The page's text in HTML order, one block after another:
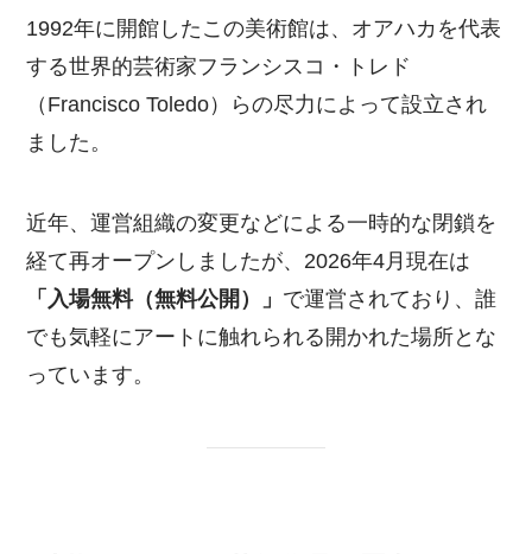
1992年に開館したこの美術館は、オアハカを代表
する世界的芸術家フランシスコ・トレド
（Francisco Toledo）らの尽力によって設立され
ました。
近年、運営組織の変更などによる一時的な閉鎖を
経て再オープンしましたが、2026年4月現在は
「入場無料（無料公開）」 で運営されており、誰
でも気軽にアートに触れられる開かれた場所とな
っています。